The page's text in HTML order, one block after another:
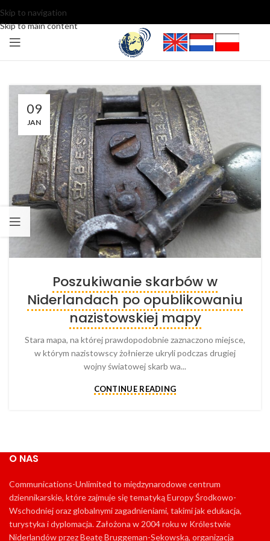
Skip to navigation
Skip to main content
09
JAN
Poszukiwanie skarbów w
Niderlandach po opublikowaniu
nazistowskiej mapy
Stara mapa, na której prawdopodobnie zaznaczono miejsce,
w którym nazistowscy żołnierze ukryli podczas drugiej
wojny światowej skarb wa...
CONTINUE READING
O NAS
Communications-Unlimited to międzynarodowe centrum
dziennikarskie, które zajmuje się tematyką Europy Środkowo-
Wschodniej oraz globalnymi zagadnieniami, takimi jak edukacja,
turystyka i dyplomacja. Założona w 2004 roku w Królestwie
Niderlandów przez Beatę Bruggeman-Sekowską, organizacja